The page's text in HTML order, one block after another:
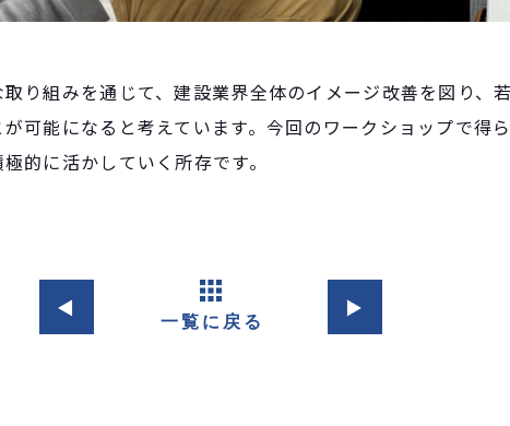
り組みを通じて、建設業界全体のイメージ改善を図り、
可能になると考えています。今回のワークショップで得
的に活かしていく所存です。
◀︎ ▶︎